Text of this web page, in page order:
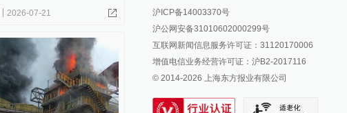
2026-07-21
澎湃新闻公众号
澎湃新闻抖音号
派生万物开放平台
IP SHANGHAI
SIXTH TONE
报料邮箱: news@thepaper.cn
沪ICP备14003370号
沪公网安备31010602000299号
互联网新闻信息服务许可证：31120170006
增值电信业务经营许可证：沪B2-2017116
© 2014-2026 上海东方报业有限公司